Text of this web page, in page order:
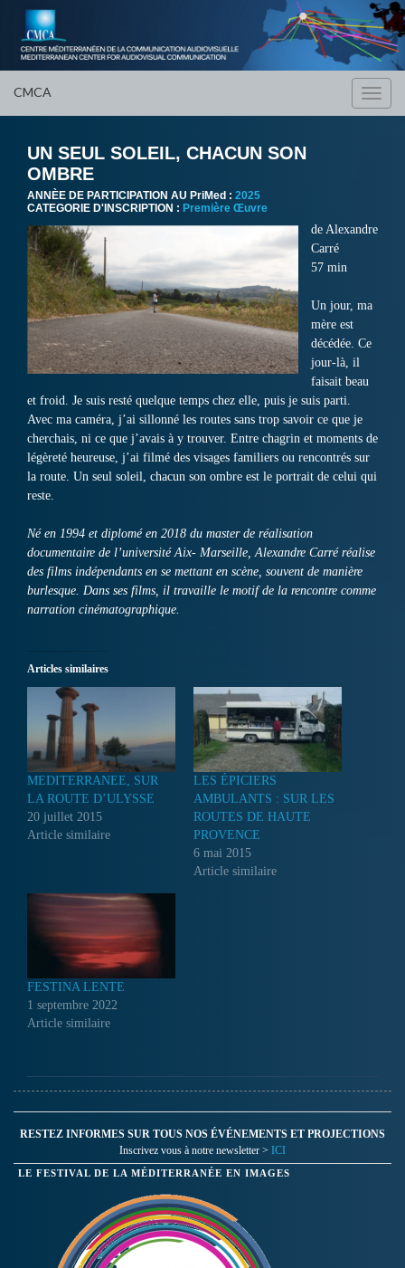
CMCA
UN SEUL SOLEIL, CHACUN SON
OMBRE
ANNÈE DE PARTICIPATION AU PriMed : 2025
CATEGORIE D'INSCRIPTION : Première Œuvre
de Alexandre
Carré
57 min
Un jour, ma
mère est
décédée. Ce
jour-là, il
faisait beau
et froid. Je suis resté quelque temps chez elle, puis je suis parti.
Avec ma caméra, j’ai sillonné les routes sans trop savoir ce que je
cherchais, ni ce que j’avais à y trouver. Entre chagrin et moments de
légèreté heureuse, j’ai filmé des visages familiers ou rencontrés sur
la route. Un seul soleil, chacun son ombre est le portrait de celui qui
reste.
Né en 1994 et diplomé en 2018 du master de réalisation
documentaire de l’université Aix- Marseille, Alexandre Carré réalise
des films indépendants en se mettant en scène, souvent de manière
burlesque. Dans ses films, il travaille le motif de la rencontre comme
narration cinématographique.
Articles similaires
MEDITERRANEE, SUR
LA ROUTE D’ULYSSE
20 juillet 2015
Article similaire
LES ÉPICIERS
AMBULANTS : SUR LES
ROUTES DE HAUTE
PROVENCE
6 mai 2015
Article similaire
FESTINA LENTE
1 septembre 2022
Article similaire
RESTEZ INFORMES SUR TOUS NOS ÉVÉNEMENTS ET PROJECTIONS
Inscrivez vous à notre newsletter > ICI
LE FESTIVAL DE LA MÉDITERRANÉE EN IMAGES